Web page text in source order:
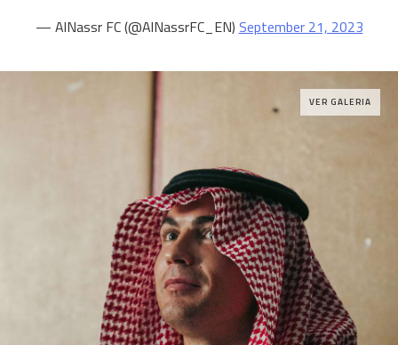
— AlNassr FC (@AlNassrFC_EN) September 21, 2023
VER GALERIA